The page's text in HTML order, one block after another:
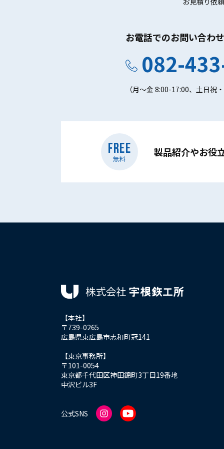
お電話でのお問い合わせ
082-
（月～金 8:00-17:00、土日祝
FREE
無料
製品紹介やお役
【本社】
〒739-0265
広島県東広島市志和町冠141
【東京事務所】
〒101-0054
東京都千代田区神田錦町3丁目19番地
中沢ビル3F
公式SNS